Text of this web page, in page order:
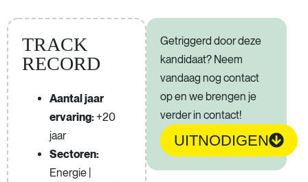
Getriggerd door deze
kandidaat? Neem
vandaag nog contact
op en we brengen je
verder in contact!
UITNODIGEN
TRACK
RECORD
Aantal jaar
ervaring:+20
jaar
Sectoren:
Energie |